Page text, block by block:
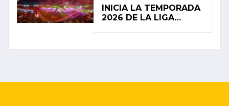
INICIA LA TEMPORADA
2026 DE LA LIGA
EXPECTATIVAS